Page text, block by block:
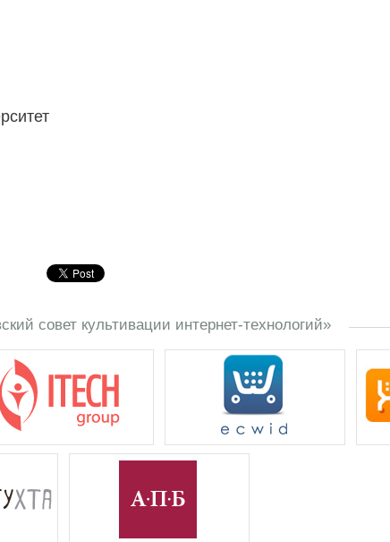
совет культивации интернет-технологий»